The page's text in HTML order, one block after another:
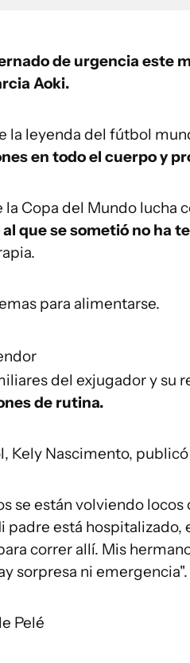
de urgencia este
Aoki.
la leyenda del fútbol
en todo el cuerpo y
la Copa del Mundo lucha
que se sometió no ha
para alimentarse.
del exjugador y su
de rutina.
​​Kely Nascimento,
se están volviendo
padre está
correr allí. Mis
sorpresa ni emergencia".
Pelé